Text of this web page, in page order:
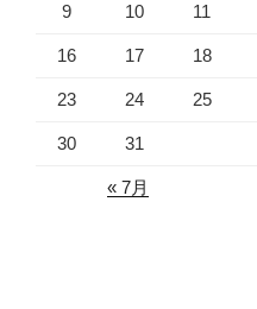
9 10 11
16 17 18
23 24 25
30 31
« 7月